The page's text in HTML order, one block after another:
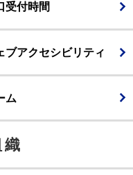
受付時間
ブアクセシビリティ
ム